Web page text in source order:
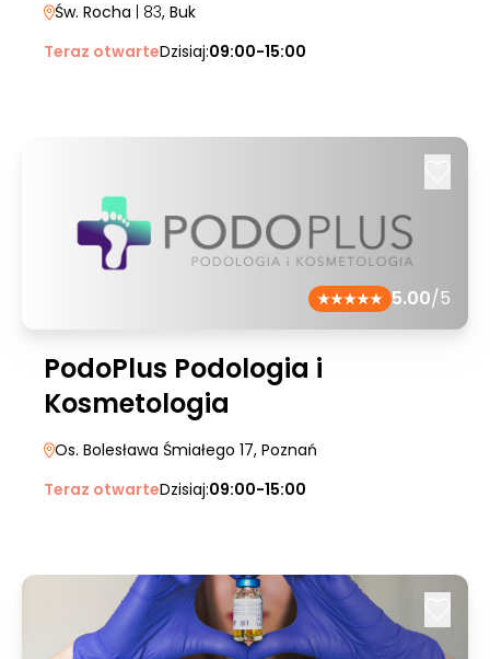
Św. Rocha | 83, Buk
Teraz otwarteDzisiaj:09:00-15:00
5.00/5
PodoPlus Podologia i
Kosmetologia
Os. Bolesława Śmiałego 17, Poznań
Teraz otwarteDzisiaj:09:00-15:00